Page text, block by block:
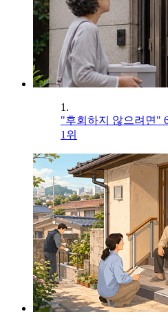
1.
"후회하지 않으려면"
1위